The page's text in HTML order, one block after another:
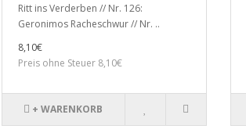
Ritt ins Verderben // Nr. 126:
Geronimos Racheschwur // Nr. ..
8,10€
Preis ohne Steuer 8,10€
+ WARENKORB